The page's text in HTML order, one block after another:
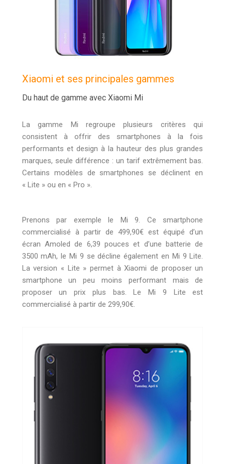
Xiaomi et ses principales gammes
Du haut de gamme avec Xiaomi Mi
La gamme Mi regroupe plusieurs critères qui
consistent à offrir des smartphones à la fois
performants et design à la hauteur des plus grandes
marques, seule différence : un tarif extrêmement bas.
Certains modèles de smartphones se déclinent en
« Lite » ou en « Pro ».
Prenons par exemple le Mi 9. Ce smartphone
commercialisé à partir de 499,90€ est équipé d’un
écran Amoled de 6,39 pouces et d’une batterie de
3500 mAh, le Mi 9 se décline également en Mi 9 Lite.
La version « Lite » permet à Xiaomi de proposer un
smartphone un peu moins performant mais de
proposer un prix plus bas. Le Mi 9 Lite est
commercialisé à partir de 299,90€.